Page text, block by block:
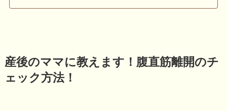
産後のママに教えます！腹直筋離開のチ
ェック方法！